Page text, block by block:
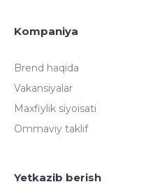
Kompaniya
Brend haqida
Vakansiyalar
Maxfiylik siyoisati
Ommaviy taklif
Yetkazib berish